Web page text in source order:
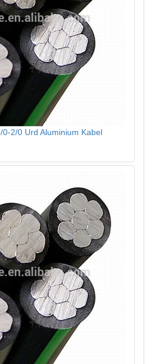
2/0 Urd Aluminium Kabel